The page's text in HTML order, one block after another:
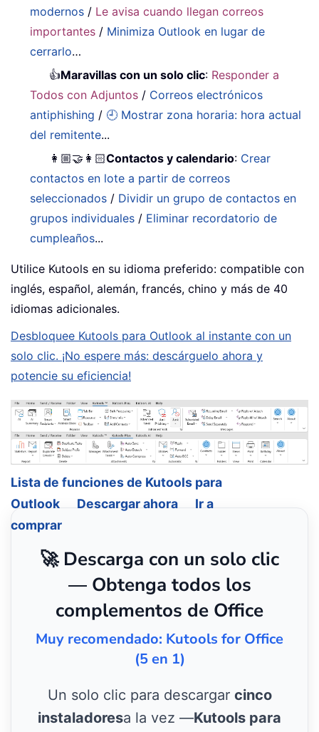
modernos / Le avisa cuando llegan correos
importantes / Minimiza Outlook en lugar de
cerrarlo…
👍Maravillas con un solo clic: Responder a
Todos con Adjuntos / Correos electrónicos
antiphishing / 🕘 Mostrar zona horaria: hora actual
del remitente...
👩🏼‍🤝‍👩🏻Contactos y calendario: Crear
contactos en lote a partir de correos
seleccionados / Dividir un grupo de contactos en
grupos individuales / Eliminar recordatorio de
cumpleaños...
Utilice Kutools en su idioma preferido: compatible con
inglés, español, alemán, francés, chino y más de 40
idiomas adicionales.
Desbloquee Kutools para Outlook al instante con un
solo clic. ¡No espere más: descárguelo ahora y
potencie su eficiencia!
Lista de funciones de Kutools para
Outlook
Descargar ahora
Ir a
comprar
🚀 Descarga con un solo clic
— Obtenga todos los
complementos de Office
Muy recomendado: Kutools for Office
(5 en 1)
Un solo clic para descargar cinco
instaladoresa la vez —Kutools para